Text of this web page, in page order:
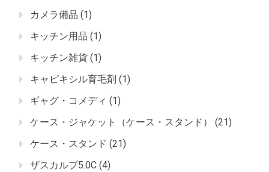
カメラ備品 (1)
キッチン用品 (1)
キッチン雑貨 (1)
キャピキシル育毛剤 (1)
ギャグ・コメディ (1)
ケース・ジャケット（ケース・スタンド）
(21)
ケース・スタンド (21)
ザスカルプ5.0C (4)